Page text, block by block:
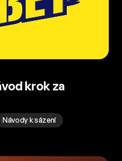
krok za
Návody k sázení